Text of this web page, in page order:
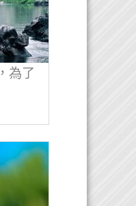
為了